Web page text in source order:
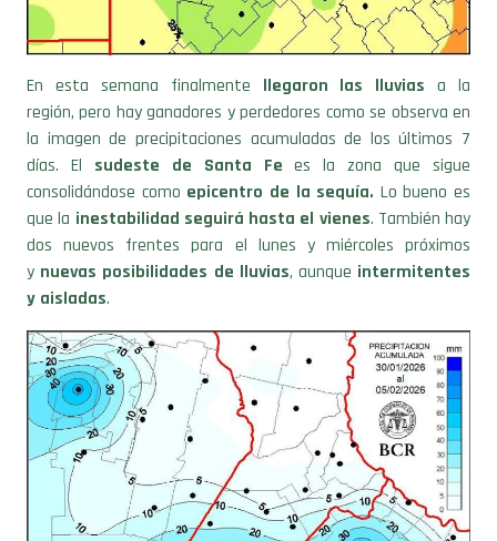
En esta semana finalmente llegaron las lluviasa la
región, pero hay ganadores y perdedores como se observa en
la imagen de precipitaciones acumuladas de los últimos 7
días. El sudeste de Santa Fees la zona que sigue
consolidándose como epicentro de la sequía. Lo bueno es
que la inestabilidad seguirá hasta el vienes. También hay
dos nuevos frentes para el lunes y miércoles próximos
y nuevas posibilidades de lluvias, aunque intermitentes
y aisladas.